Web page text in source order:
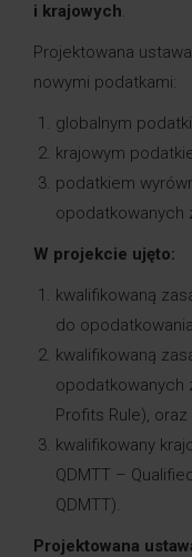
i krajowych.
Projektowana
nowymi podatkami:
globalnym
krajowym
podatkiem
opodatkowanych
W projekcie ujęto:
kwalifikowaną
do
kwalifikowaną
opodatkowanych
Profits Rule), oraz
kwalifikowany
QDMTT –
QDMTT).
Projektowana